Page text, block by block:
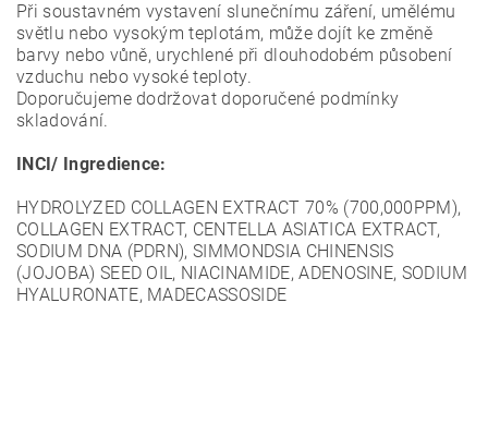
Při soustavném vystavení slunečnímu záření, umělému
světlu nebo vysokým teplotám, může dojít ke změně
barvy nebo vůně, urychlené při dlouhodobém působení
vzduchu nebo vysoké teploty.
Doporučujeme dodržovat doporučené podmínky
skladování.
INCI/ Ingredience:
HYDROLYZED COLLAGEN EXTRACT 70% (700,000PPM),
COLLAGEN EXTRACT, CENTELLA ASIATICA EXTRACT,
SODIUM DNA (PDRN), SIMMONDSIA CHINENSIS
(JOJOBA) SEED OIL, NIACINAMIDE, ADENOSINE, SODIUM
HYALURONATE, MADECASSOSIDE